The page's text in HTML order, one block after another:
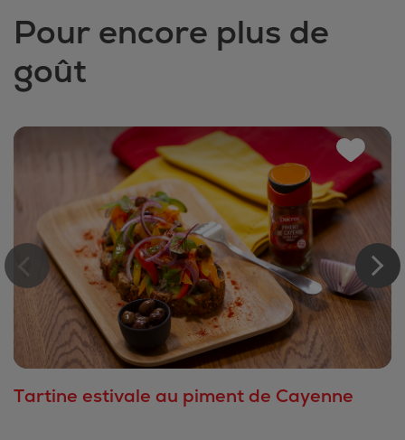
Pour encore plus de
goût
Tartine estivale au piment de Cayenne